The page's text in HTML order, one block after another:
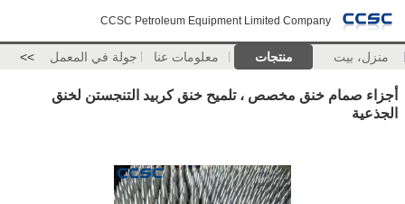
CCSC Petroleum Equipment Limited Company
منزل، بيت منتجات معلومات عنا جولة في المعمل >>
أجزاء صمام خنق مخصص ، تلميح خنق كربيد التنجستن لخنق
الجذعية